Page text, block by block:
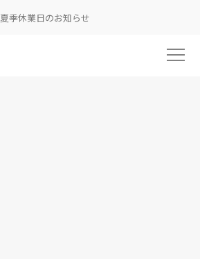
夏季休業日のお知らせ